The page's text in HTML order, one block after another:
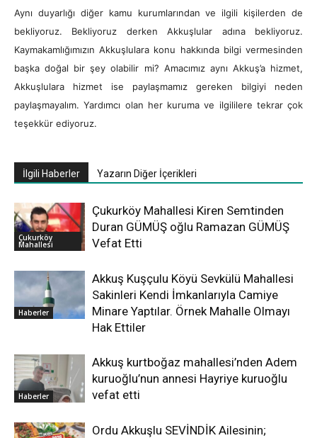
Aynı duyarlığı diğer kamu kurumlarından ve ilgili kişilerden de
bekliyoruz. Bekliyoruz derken Akkuşlular adına bekliyoruz.
Kaymakamlığımızın Akkuşlulara konu hakkında bilgi vermesinden
başka doğal bir şey olabilir mi? Amacımız aynı Akkuş’a hizmet,
Akkuşlulara hizmet ise paylaşmamız gereken bilgiyi neden
paylaşmayalım. Yardımcı olan her kuruma ve ilgililere tekrar çok
teşekkür ediyoruz.
İlgili Haberler Yazarın Diğer İçerikleri
Çukurköy
Mahallesi
Çukurköy Mahallesi Kiren Semtinden
Duran GÜMÜŞ oğlu Ramazan GÜMÜŞ
Vefat Etti
Haberler
Akkuş Kuşçulu Köyü Sevkülü Mahallesi
Sakinleri Kendi İmkanlarıyla Camiye
Minare Yaptılar. Örnek Mahalle Olmayı
Hak Ettiler
Haberler
Akkuş kurtboğaz mahallesi’nden Adem
kuruoğlu’nun annesi Hayriye kuruoğlu
vefat etti
Ordu Akkuşlu SEVİNDİK Ailesinin;